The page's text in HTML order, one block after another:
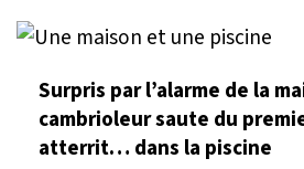
Surpris par l’alarme de la
cambrioleur saute du
atterrit… dans la piscine